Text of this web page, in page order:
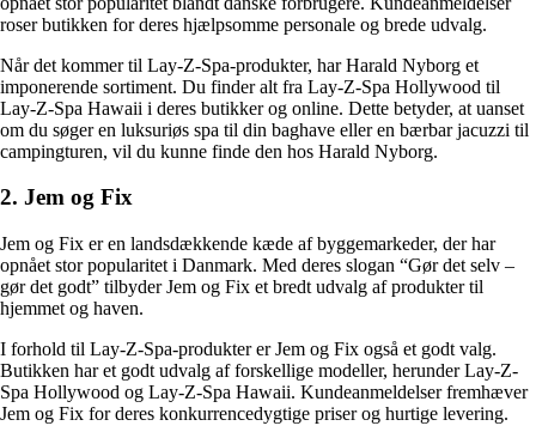
roser butikken for deres hjælpsomme personale og brede udvalg.
Når det kommer til Lay-Z-Spa-produkter, har Harald Nyborg et
imponerende sortiment. Du finder alt fra Lay-Z-Spa Hollywood til
Lay-Z-Spa Hawaii i deres butikker og online. Dette betyder, at uanset
om du søger en luksuriøs spa til din baghave eller en bærbar jacuzzi til
campingturen, vil du kunne finde den hos Harald Nyborg.
2. Jem og Fix
Jem og Fix er en landsdækkende kæde af byggemarkeder, der har
opnået stor popularitet i Danmark. Med deres slogan “Gør det selv –
gør det godt” tilbyder Jem og Fix et bredt udvalg af produkter til
hjemmet og haven.
I forhold til Lay-Z-Spa-produkter er Jem og Fix også et godt valg.
Butikken har et godt udvalg af forskellige modeller, herunder Lay-Z-
Spa Hollywood og Lay-Z-Spa Hawaii. Kundeanmeldelser fremhæver
Jem og Fix for deres konkurrencedygtige priser og hurtige levering.